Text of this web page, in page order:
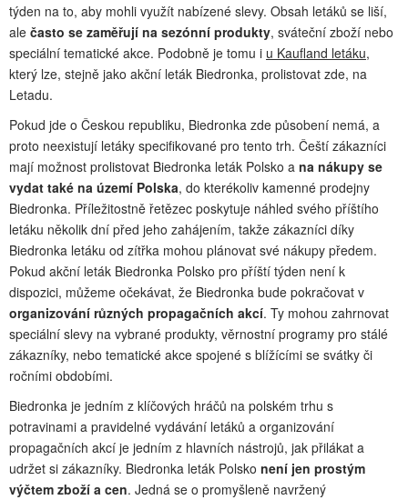
týden na to, aby mohli využít nabízené slevy. Obsah letáků se liší,
ale často se zaměřují na sezónní produkty, sváteční zboží nebo
speciální tematické akce. Podobně je tomu i u Kaufland letáku,
který lze, stejně jako akční leták Biedronka, prolistovat zde, na
Letadu.
Pokud jde o Českou republiku, Biedronka zde působení nemá, a
proto neexistují letáky specifikované pro tento trh. Čeští zákazníci
mají možnost prolistovat Biedronka leták Polsko a na nákupy se
vydat také na území Polska, do kterékoliv kamenné prodejny
Biedronka. Příležitostně řetězec poskytuje náhled svého příštího
letáku několik dní před jeho zahájením, takže zákazníci díky
Biedronka letáku od zítřka mohou plánovat své nákupy předem.
Pokud akční leták Biedronka Polsko pro příští týden není k
dispozici, můžeme očekávat, že Biedronka bude pokračovat v
organizování různých propagačních akcí. Ty mohou zahrnovat
speciální slevy na vybrané produkty, věrnostní programy pro stálé
zákazníky, nebo tematické akce spojené s blížícími se svátky či
ročními obdobími.
Biedronka je jedním z klíčových hráčů na polském trhu s
potravinami a pravidelné vydávání letáků a organizování
propagačních akcí je jedním z hlavních nástrojů, jak přilákat a
udržet si zákazníky. Biedronka leták Polsko není jen prostým
výčtem zboží a cen. Jedná se o promyšleně navržený